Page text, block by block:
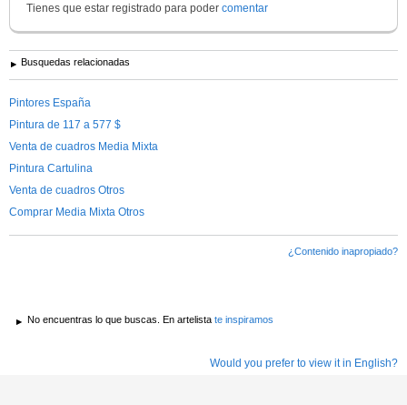
Tienes que estar registrado para poder comentar
Busquedas relacionadas
Pintores España
Pintura de 117 a 577 $
Venta de cuadros Media Mixta
Pintura Cartulina
Venta de cuadros Otros
Comprar Media Mixta Otros
¿Contenido inapropiado?
No encuentras lo que buscas. En artelista te inspiramos
Would you prefer to view it in English?